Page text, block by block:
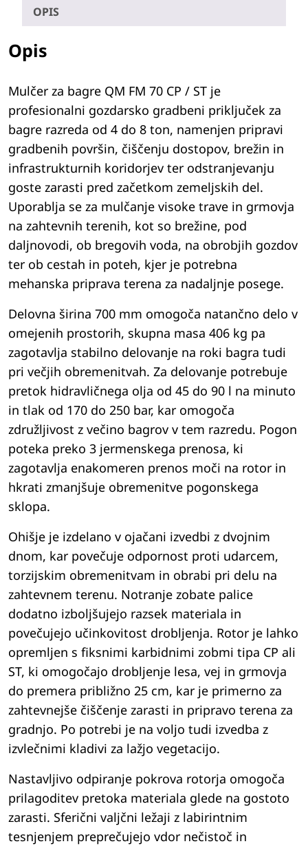
OPIS
Opis
Mulčer za bagre QM FM 70 CP / ST je
profesionalni gozdarsko gradbeni priključek za
bagre razreda od 4 do 8 ton, namenjen pripravi
gradbenih površin, čiščenju dostopov, brežin in
infrastrukturnih koridorjev ter odstranjevanju
goste zarasti pred začetkom zemeljskih del.
Uporablja se za mulčanje visoke trave in grmovja
na zahtevnih terenih, kot so brežine, pod
daljnovodi, ob bregovih voda, na obrobjih gozdov
ter ob cestah in poteh, kjer je potrebna
mehanska priprava terena za nadaljnje posege.
Delovna širina 700 mm omogoča natančno delo v
omejenih prostorih, skupna masa 406 kg pa
zagotavlja stabilno delovanje na roki bagra tudi
pri večjih obremenitvah. Za delovanje potrebuje
pretok hidravličnega olja od 45 do 90 l na minuto
in tlak od 170 do 250 bar, kar omogoča
združljivost z večino bagrov v tem razredu. Pogon
poteka preko 3 jermenskega prenosa, ki
zagotavlja enakomeren prenos moči na rotor in
hkrati zmanjšuje obremenitve pogonskega
sklopa.
Ohišje je izdelano v ojačani izvedbi z dvojnim
dnom, kar povečuje odpornost proti udarcem,
torzijskim obremenitvam in obrabi pri delu na
zahtevnem terenu. Notranje zobate palice
dodatno izboljšujejo razsek materiala in
povečujejo učinkovitost drobljenja. Rotor je lahko
opremljen s fiksnimi karbidnimi zobmi tipa CP ali
ST, ki omogočajo drobljenje lesa, vej in grmovja
do premera približno 25 cm, kar je primerno za
zahtevnejše čiščenje zarasti in pripravo terena za
gradnjo. Po potrebi je na voljo tudi izvedba z
izvlečnimi kladivi za lažjo vegetacijo.
Nastavljivo odpiranje pokrova rotorja omogoča
prilagoditev pretoka materiala glede na gostoto
zarasti. Sferični valjčni ležaji z labirintnim
tesnjenjem preprečujejo vdor nečistoč in